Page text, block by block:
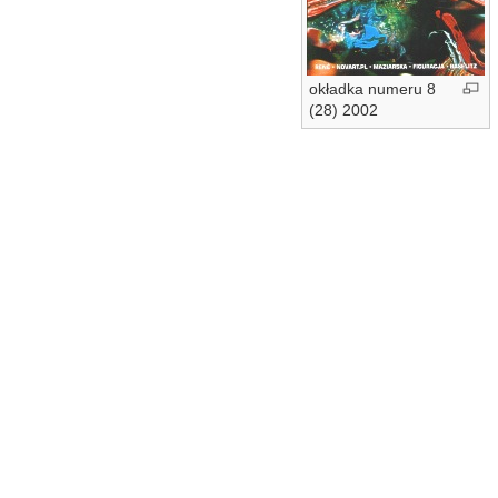
okładka numeru 8
(28) 2002